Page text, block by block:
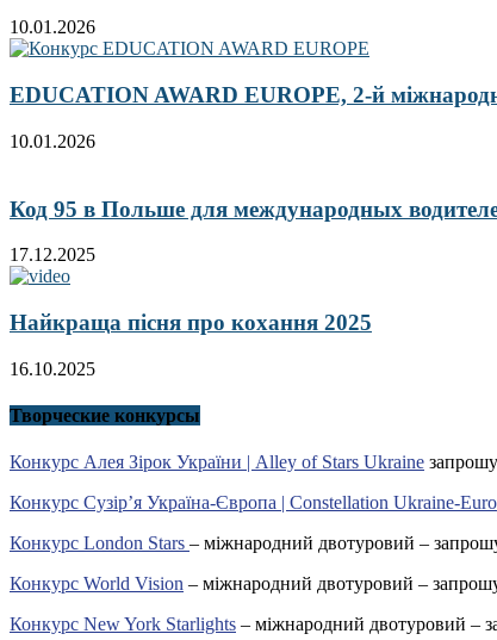
10.01.2026
EDUCATION AWARD EUROPE, 2-й
10.01.2026
Код 95 в Польше для международных
17.12.2025
Найкраща пісня про кохання 2025
16.10.2025
Творческие конкурсы
Конкурс Алея Зірок України | Alley of Stars Ukraine
Конкурс Сузір’я Україна-Європа | Constellation Ukraine-
Конкурс London Stars – міжнародний двотуровий –
Конкурс World Vision – міжнародний двотуровий –
Конкурс New York Starlights – міжнародний двотуровий –